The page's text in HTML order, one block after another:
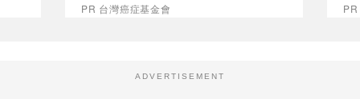
PR 台灣癌症基金會
ADVERTISEMENT